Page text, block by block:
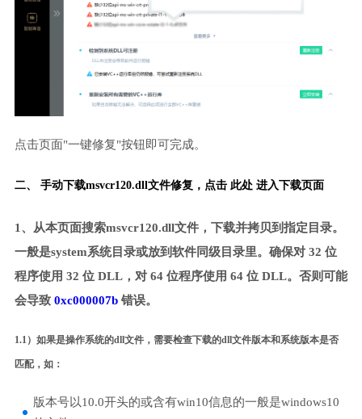
点击页面"一键修复"按钮即可完成。
二、 手动下载msvcr120.dll文件修复， 点击 此处 进入下载页面
1、从本页面搜索msvcr120.dll文件，下载并拷贝到指定目录。
一般是system系统目录或放到软件同级目录里。确保对 32 位
程序使用 32 位 DLL，对 64 位程序使用 64 位 DLL。否则可能
会导致 0xc000007b错误。
1.1）如果是操作系统的dll文件，需要检查下载的dll文件版本和系统版本是否
匹配，如：
版本号以10.0开头的或含有win10信息的一般是windows10